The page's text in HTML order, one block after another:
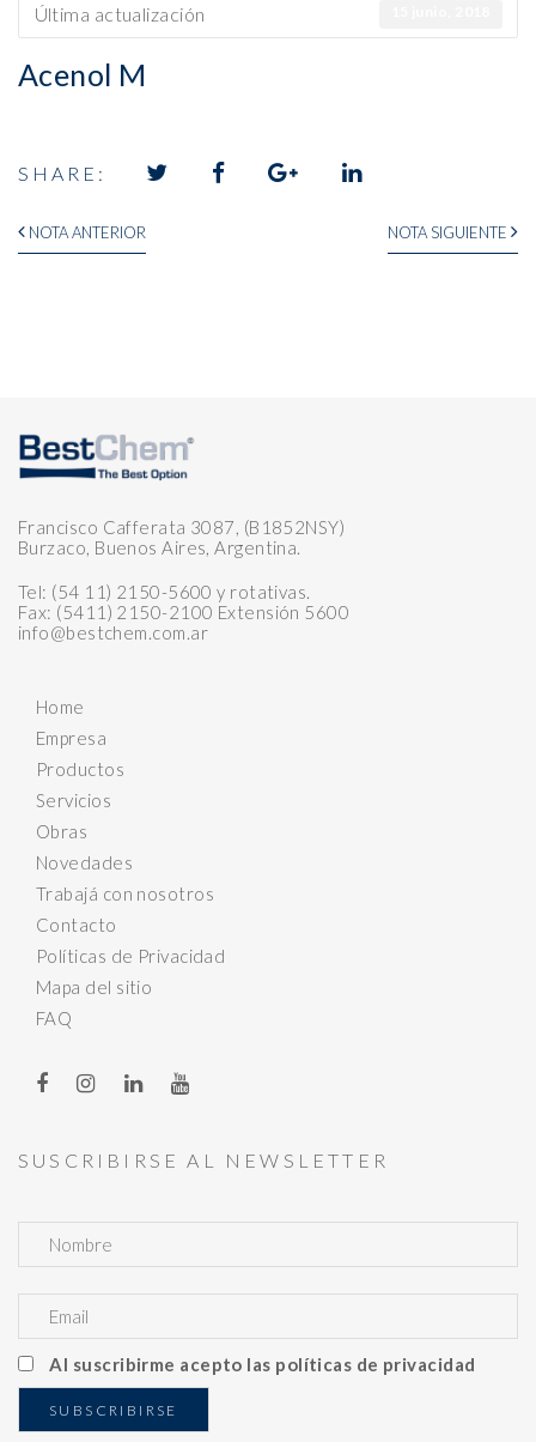
Última actualización
Acenol M
SHARE:
Francisco Cafferata 3087, (B1852NSY)
Burzaco, Buenos Aires, Argentina.
Tel: (54 11) 2150-5600 y rotativas.
Fax: (5411) 2150-2100 Extensión 5600
info@bestchem.com.ar
Home
Empresa
Productos
Servicios
Obras
Novedades
Trabajá con nosotros
Contacto
Políticas de Privacidad
Mapa del sitio
FAQ
SUSCRIBIRSE AL NEWSLETTER
Al suscribirme acepto las políticas de privacidad